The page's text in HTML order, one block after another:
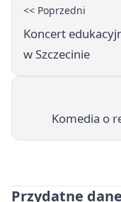
<< Poprzedni
Koncert
w Szczecinie
Komedia o
Przydatne